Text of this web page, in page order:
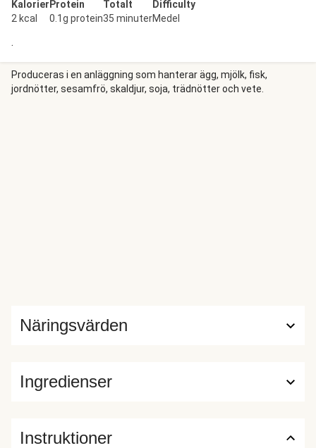
Kalorier
2 kcal
Protein
0.1g protein
Totalt
35 minuter
Difficulty
Medel
.
Produceras i en anläggning som hanterar ägg, mjölk, fisk,
jordnötter, sesamfrö, skaldjur, soja, trädnötter och vete.
Ingredienser
Näringsvärden
Instruktioner